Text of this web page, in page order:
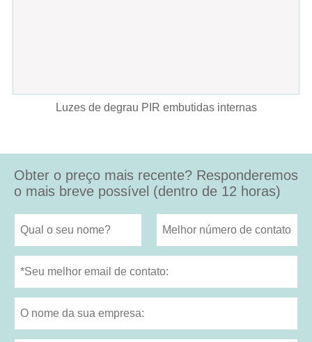
Luzes de degrau PIR embutidas internas
Obter o preço mais recente? Responderemos
o mais breve possível (dentro de 12 horas)